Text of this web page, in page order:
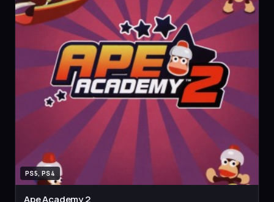
PS5, PS4
Ape Academy 2